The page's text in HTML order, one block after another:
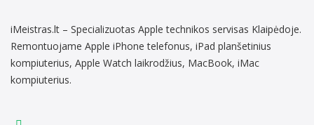
iMeistras.lt – Specializuotas Apple technikos servisas Klaipėdoje.
Remontuojame Apple iPhone telefonus, iPad planšetinius
kompiuterius, Apple Watch laikrodžius, MacBook, iMac
kompiuterius.